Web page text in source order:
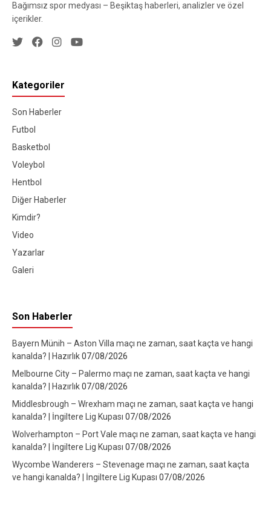
Bağımsız spor medyası – Beşiktaş haberleri, analizler ve özel
içerikler.
Kategoriler
Son Haberler
Futbol
Basketbol
Voleybol
Hentbol
Diğer Haberler
Kimdir?
Video
Yazarlar
Galeri
Son Haberler
Bayern Münih – Aston Villa maçı ne zaman, saat kaçta ve hangi
kanalda? | Hazırlık07/08/2026
Melbourne City – Palermo maçı ne zaman, saat kaçta ve hangi
kanalda? | Hazırlık07/08/2026
Middlesbrough – Wrexham maçı ne zaman, saat kaçta ve hangi
kanalda? | İngiltere Lig Kupası 07/08/2026
Wolverhampton – Port Vale maçı ne zaman, saat kaçta ve hangi
kanalda? | İngiltere Lig Kupası 07/08/2026
Wycombe Wanderers – Stevenage maçı ne zaman, saat kaçta
ve hangi kanalda? | İngiltere Lig Kupası 07/08/2026